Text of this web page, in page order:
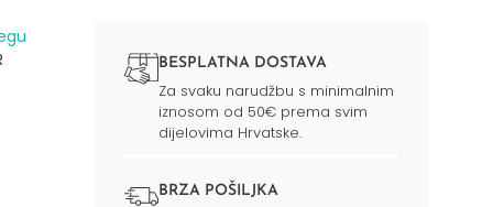
BESPLATNA DOSTAVA
Za svaku narudžbu s minimalnim
iznosom od 50€ prema svim
dijelovima Hrvatske.
BRZA POŠILJKA